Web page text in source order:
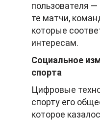
пользователя
те матчи,
которые
интересам.
Социальное
спорта
Цифровые
спорту его
которое